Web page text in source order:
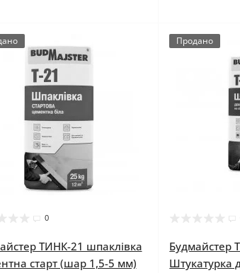
0
ТИНК-21 шпаклівка
старт (шар 1,5-5 мм)
Продано
Будмайстер
Штукатурка